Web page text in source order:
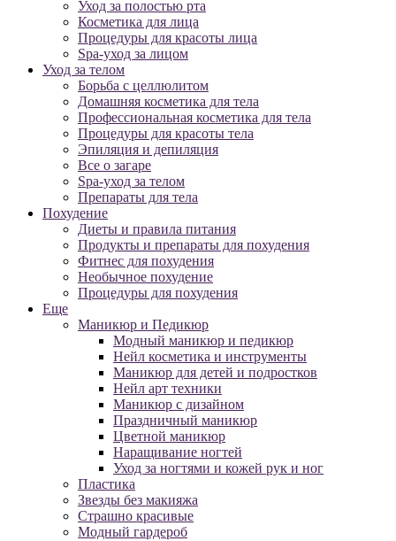
Уход за полостью рта
Косметика для лица
Процедуры для красоты лица
Spa-уход за лицом
Уход за телом
Борьба с целлюлитом
Домашняя косметика для тела
Профессиональная косметика для тела
Процедуры для красоты тела
Эпиляция и депиляция
Все о загаре
Spa-уход за телом
Препараты для тела
Похудение
Диеты и правила питания
Продукты и препараты для похудения
Фитнес для похудения
Необычное похудение
Процедуры для похудения
Еще
Маникюр и Педикюр
Модный маникюр и педикюр
Нейл косметика и инструменты
Маникюр для детей и подростков
Нейл арт техники
Маникюр с дизайном
Праздничный маникюр
Цветной маникюр
Наращивание ногтей
Уход за ногтями и кожей рук и ног
Пластика
Звезды без макияжа
Страшно красивые
Модный гардероб